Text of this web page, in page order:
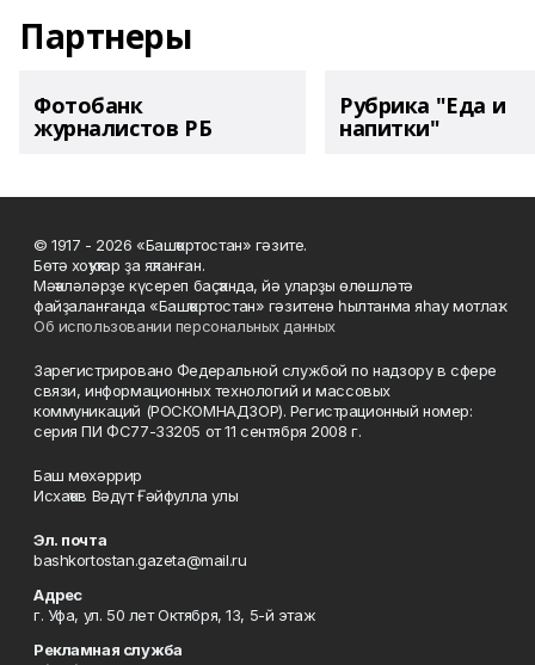
Партнеры
Фотобанк
журналистов РБ
Рубрика "Еда и
напитки"
© 1917 - 2026 «Башҡортостан» гәзите.
Бөтә хоҡуҡтар ҙа яҡланған.
Мәҡәләләрҙе күсереп баҫҡанда, йә уларҙы өлөшләтә
файҙаланғанда «Башҡортостан» гәзитенә һылтанма яһау мотлаҡ.
Об использовании персональных данных
Зарегистрировано Федеральной службой по надзору в сфере
связи, информационных технологий и массовых
коммуникаций (РОСКОМНАДЗОР). Регистрационный номер:
серия ПИ ФС77-33205 от 11 сентября 2008 г.
Баш мөхәррир
Исхаҡов Вәдүт Ғәйфулла улы
Эл. почта
bashkortostan.gazeta@mail.ru
Адрес
г. Уфа, ул. 50 лет Октября, 13, 5-й этаж
Рекламная служба